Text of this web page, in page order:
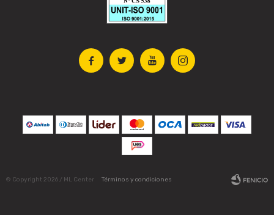
   
© Copyright 2026 / ML Center Términos y condiciones